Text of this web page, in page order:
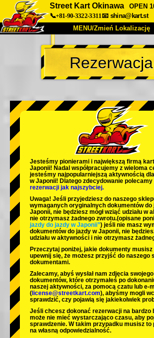
Street Kart Okinawa
OPEN
📞+81-90-3322-3311📧 shina@kart.st
MENU/Zmień Lokalizację
TOP
O nas Specyfikacja
Firma
Zmień Lokalizację
Tokyo Shinagawa
Tokyo Akihabara#2
Tokyo Shibuya Annex
Tokyo Asakusa
Okinawa
Rezerwacja
Jesteśmy pionierami i największą firmą
Japonii! Nadal współpracujemy z wieloma
jesteśmy najpopularniejszą aktywnością
w Japonii! Dlatego zdecydowanie polecamy
rezerwacji jak najszybciej.
Uwaga! Jeśli przyjedziesz do naszego
wymaganych oryginalnych dokumentów do
Japonii, nie będziesz mógł wziąć udziału w
nie otrzymasz żadnego zwrotu.(opisane
jazdy do jazdy w Japonii”) jeśli nie masz
dokumentów do jazdy w Japonii, nie
udziału w aktywności i nie otrzymasz
Przeczytaj poniżej, jakie dokumenty
upewnij się, że możesz przyjść do naszego
dokumentami.
Zalecamy, abyś wysłał nam zdjęcia
dokumentów, które otrzymałeś po
naszej aktywności, za pomocą czatu lub e-
( license@streetkart.com), abyśmy mogli
sprawdzić, czy pojawią się jakiekolwiek
Jeśli chcesz dokonać rezerwacji na bardzo
może nie mieć wystarczająco czasu, aby
sprawdzenie. W takim przypadku musisz to
na własną odpowiedzialność.